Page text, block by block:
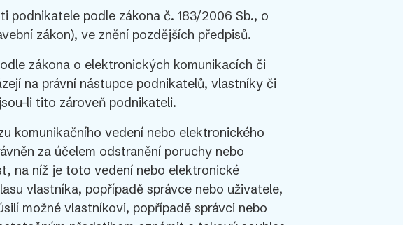
podnikatele podle zákona č. 183/2006 Sb., o
zákon), ve znění pozdějších předpisů.
zákona o elektronických komunikacích či
na právní nástupce podnikatelů, vlastníky či
li tito zároveň podnikateli.
komunikačního vedení nebo elektronického
za účelem odstranění poruchy nebo
na níž je toto vedení nebo elektronické
vlastníka, popřípadě správce nebo uživatele,
možné vlastníkovi, popřípadě správci nebo